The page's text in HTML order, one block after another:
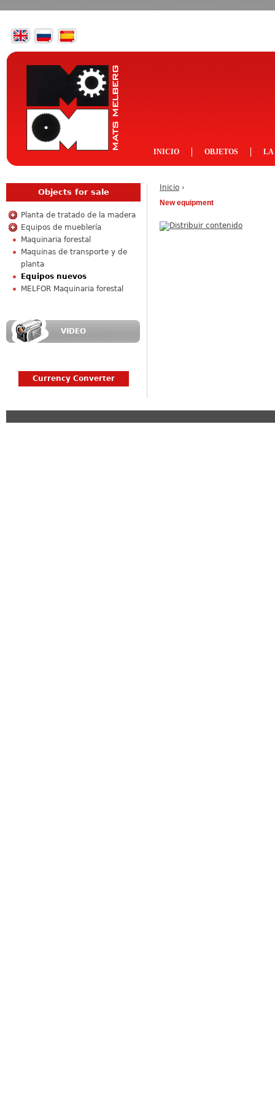
Inicio ›
New equipment
INICIO OBJETOS LA
Objects for sale
Planta de tratado de la madera
Equipos de mueblería
Maquinaria forestal
Maquinas de transporte y de
planta
Equipos nuevos
MELFOR Maquinaria forestal
VIDEO
Currency Converter